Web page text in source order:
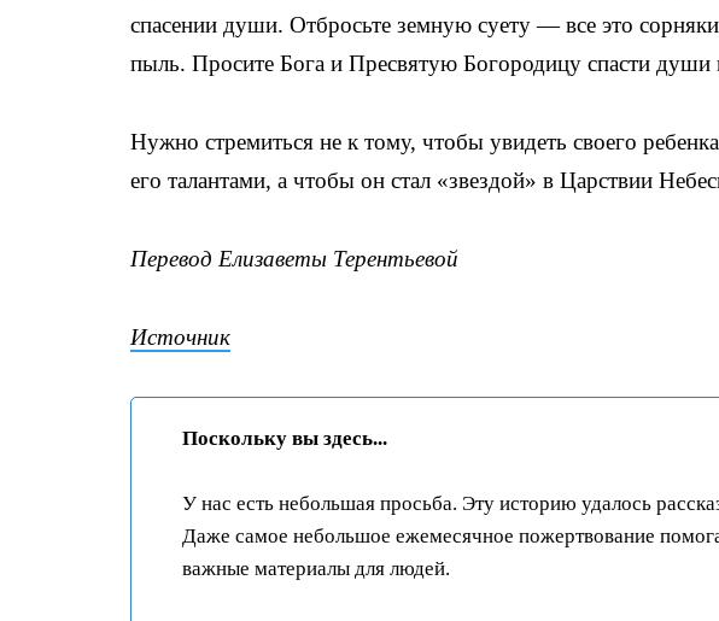
спасении души. Отбросьте земную суету — все это
пыль. Просите Бога и Пресвятую Богородицу спасти души
Нужно стремиться не к тому, чтобы увидеть своего
его талантами, а чтобы он стал «звездой» в Царствии
Перевод Елизаветы Терентьевой
Источник
Поскольку вы здесь...
У нас есть небольшая просьба. Эту историю удалось
Даже самое небольшое ежемесячное пожертвование
важные материалы для людей.